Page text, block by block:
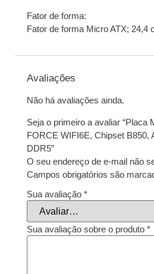
Fator de forma:
Fator de forma Micro ATX; 24,4
Avaliações
Não há avaliações ainda.
Seja o primeiro a avaliar “Placa
FORCE WIFI6E, Chipset B850,
DDR5”
O seu endereço de e-mail não
Campos obrigatórios são
Sua avaliação *
Sua avaliação sobre o produto *